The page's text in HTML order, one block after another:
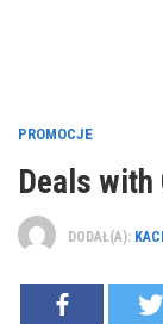
PROMOCJE
Deals
DODAŁ(A):